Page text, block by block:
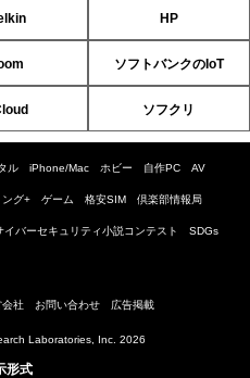
HP
ソフトバンクのIoT
ソフクリ
ル iPhone/Mac ホビー 自作PC AV
ング+ ゲーム 格安SIM 倶楽部情報局
イバーセキュリティ小説コンテスト SDGs
会社 お問い合わせ 広告掲載
Laboratories, Inc. 2026
形式